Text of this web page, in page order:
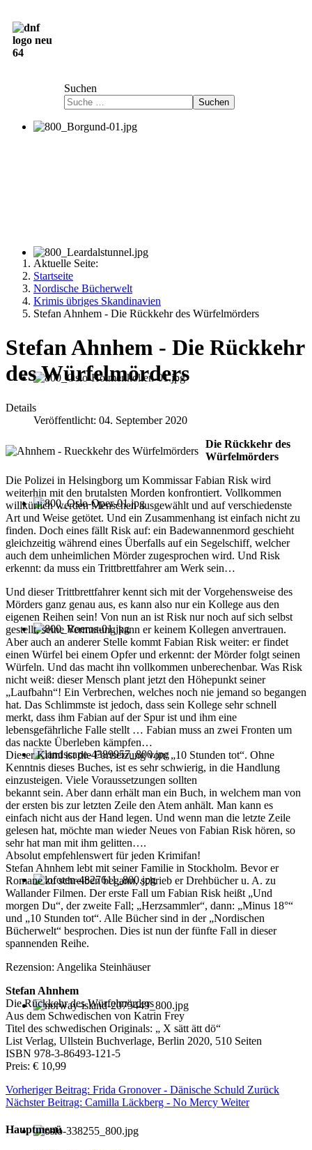
Suchen
Suchen
Aktuelle Seite:
Startseite
Nordische Bücherwelt
Krimis übriges Skandinavien
Stefan Ahnhem - Die Rückkehr des Würfelmörders
Stefan Ahnhem - Die Rückkehr
des Würfelmörders
Details
Veröffentlicht: 04. September 2020
Die Rückkehr des
Würfelmörders
Die Polizei in Helsingborg um Kommissar Fabian Risk wird
weiterhin mit den brutalsten Morden konfrontiert. Vollkommen
willkürlich werden Menschen ausgewählt und auf verschiedenste
Art und Weise getötet. Und ein Zusammenhang ist einfach nicht zu
finden. Doch eines fällt Risk auf: ein Badewannenmord geschieht
gleichzeitig während eines Überfalls auf ein Segelschiff, welcher
auch dem unheimlichen Mörder zugesprochen wird. Und Risk
erkennt: da muss ein Trittbrettfahrer am Werk sein…
Und dieser Trittbrettfahrer kennt sich mit der Vorgehensweise des
Mörders ganz genau aus, es kann also nur ein Kollege aus den
eigenen Reihen sein! Von nun an ist Risk nur noch auf sich selbst
gestellt, seine Vermutung kann er keinem Kollegen anvertrauen.
Aber auch an anderer Stelle kommt Fabian Risk weiter: er findet
einen Würfel bei einem Opfer und erkennt: der Mörder folgt seinen
Würfeln. Und das macht ihn vollkommen unberechenbar. Was Risk
nicht weiß: dieser Mensch plant jetzt den Höhepunkt seiner
„Laufbahn“! Ein Verbrechen, welches noch nie jemand so begangen
hat. Das Schlimmste ist jedoch, dass sein Kollege sehr schnell
merkt, dass ihm Fabian auf der Spur ist und ihm eine
lebensgefährliche Falle stellt … Fabian muss an zwei Fronten um
das nackte Überleben kämpfen…
Dieser Krimi ist die Fortsetzung von: „10 Stunden tot“. Ohne
Kenntnis dieses Buches, ist es sehr schwierig, in die Handlung
einzusteigen. Viele Voraussetzungen sollten
bekannt sein. Aber dann erhält man ein Buch, in welchem man von
der ersten bis zur letzten Zeile den Atem anhält. Man kann es
einfach nicht aus der Hand legen. Und wenn man die letzte Zeile
gelesen hat, möchte man wieder Neues von Fabian Risk hören, so
sehr hat man mit ihm gelitten….
Absolut empfehlenswert für jeden Krimifan!
Stefan Ahnhem lebt mit seiner Familie in Stockholm. Bevor er
Romane zu schreiben begann, schrieb er Drehbücher u. A. zu
Wallander Filmen. Der erste Fall um Fabian Risk heißt „Und
morgen Du“, der zweite Fall; „Herzsammler“, dann: „Minus 18°“
und „10 Stunden tot“. Alle Bücher sind in der „Nordischen
Bücherwelt“ besprochen. Dies ist nun der fünfte Fall in dieser
spannenden Reihe.
Rezension: Angelika Steinhäuser
Stefan Ahnhem
Die Rückkehr des Würfelmörders
Aus dem Schwedischen von Katrin Frey
Titel des schwedischen Originals: „ X sätt ätt dö“
List Verlag, Ullstein Buchverlage, Berlin 2020, 510 Seiten
ISBN 978-3-86493-121-5
Preis: € 10,99
Vorheriger Beitrag: Frida Gronover - Dänische Schuld Zurück
Nächster Beitrag: Camilla Läckberg - No Mercy Weiter
Hauptmenü